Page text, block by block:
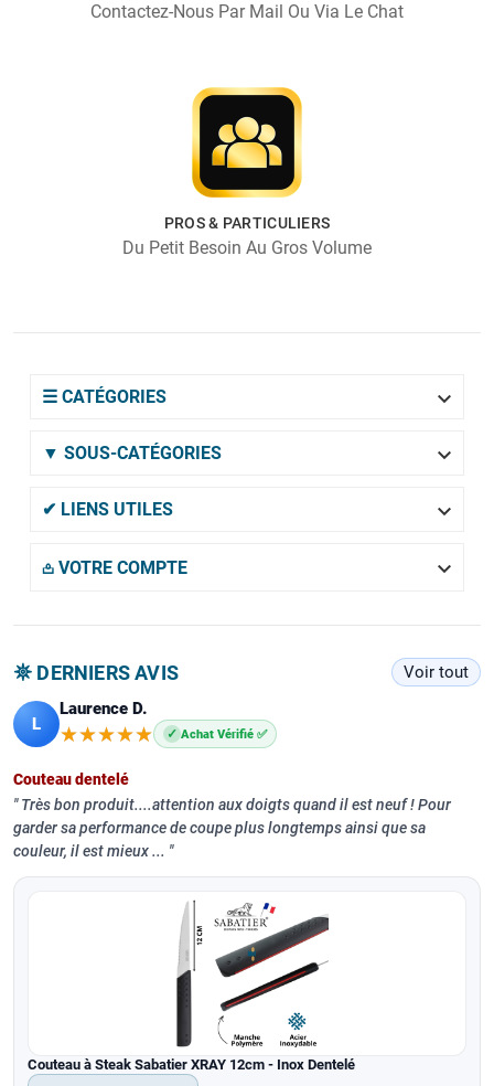
Contactez-Nous Par Mail Ou Via Le Chat
PROS & PARTICULIERS
Du Petit Besoin Au Gros Volume
☰ CATÉGORIES 
▼ SOUS-CATÉGORIES 
✔ LIENS UTILES 
𖡌 VOTRE COMPTE 
𖤓 DERNIERS AVIS Voir tout
L
Laurence D.
★★★★★
★★★★★ ✓ Achat Vérifié ✅
Couteau dentelé
Très bon produit....attention aux doigts quand il est neuf ! Pour
garder sa performance de coupe plus longtemps ainsi que sa
couleur, il est mieux ...
Couteau à Steak Sabatier XRAY 12cm - Inox Dentelé